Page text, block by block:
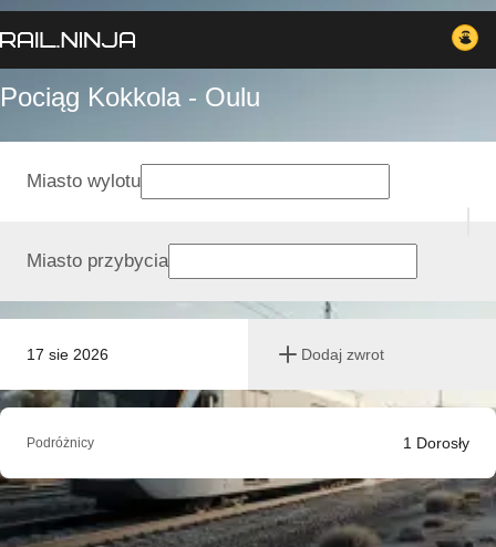
Pociąg Kokkola - Oulu
17 sie 2026 Dodaj zwrot
Miasto wylotu
Miasto przybycia
Podróżnicy 1 Dorosły